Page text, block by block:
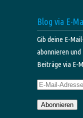
Blog via E-
Gib deine E-
abonnieren und
Beiträge via E-
E-
Adresse
Abonnieren